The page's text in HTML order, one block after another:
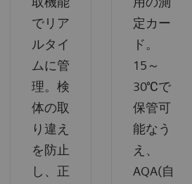
でリア
ルタイ
ムに管
理。検
体の取
り違え
を防止
し、正
定カー
ド。
15～
30℃で
保管可
能なう
え、
AQA(自